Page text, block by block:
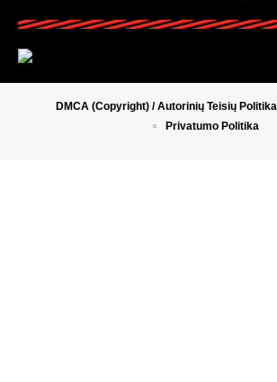
DMCA (Copyright) / Autorinių Teisių Politika
Privatumo Politika